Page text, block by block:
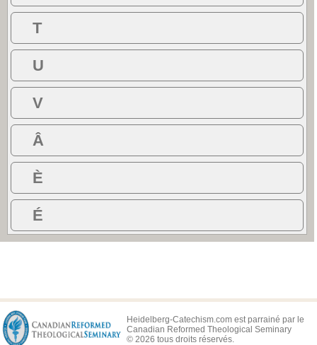
T
U
V
Â
È
É
Heidelberg-Catechism.com est parrainé par le
Canadian Reformed Theological Seminary
© 2026 tous droits réservés.